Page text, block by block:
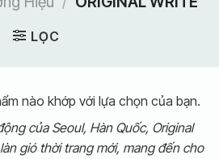
LỌC
nào khớp với lựa chọn của bạn.
của Seoul, Hàn Quốc, Original
gió thời trang mới, mang đến cho